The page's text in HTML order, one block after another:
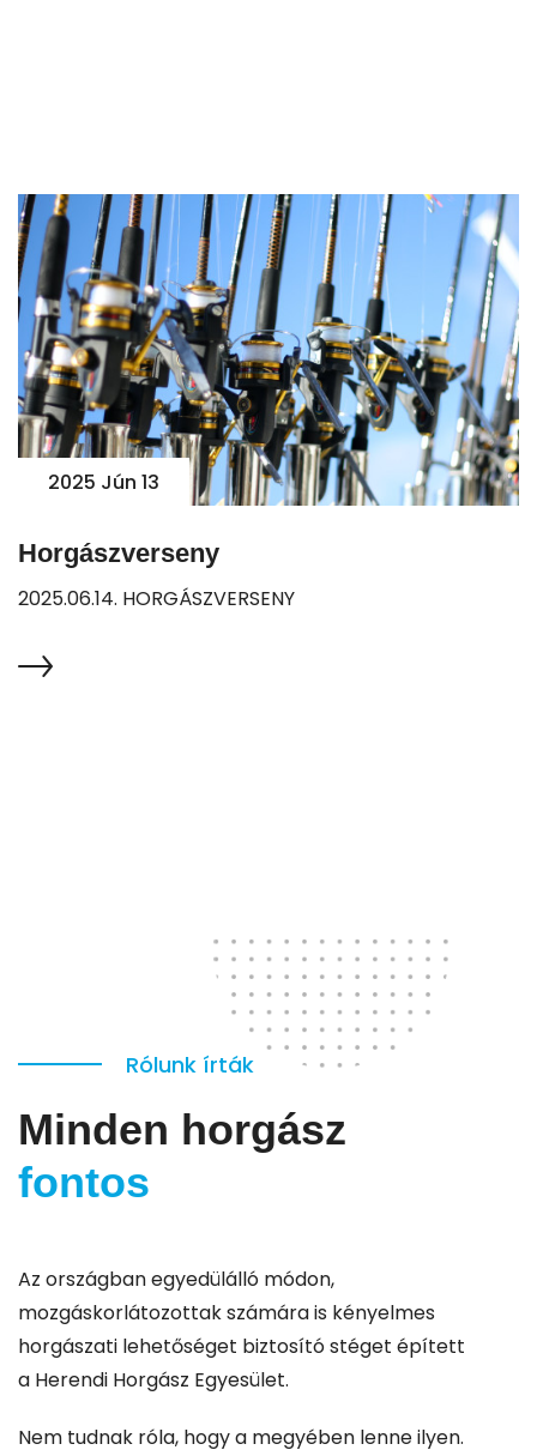
2025 Jún 13
Horgászverseny
2025.06.14. HORGÁSZVERSENY
Rólunk írták
Minden horgász
fontos
Az országban egyedülálló módon,
mozgáskorlátozottak számára is kényelmes
horgászati lehetőséget biztosító stéget épített
a Herendi Horgász Egyesület.
Nem tudnak róla, hogy a megyében lenne ilyen.